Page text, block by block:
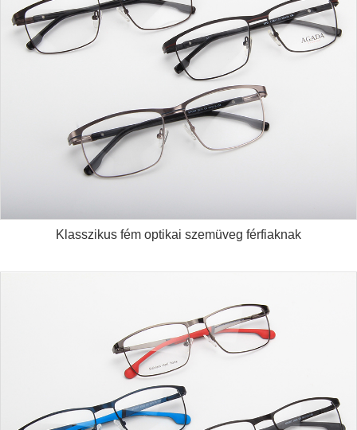
Klasszikus fém optikai szemüveg férfiaknak